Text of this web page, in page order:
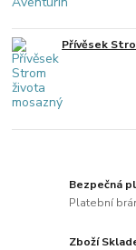
Přívěsek
Bezpečná
Platební
Zboží